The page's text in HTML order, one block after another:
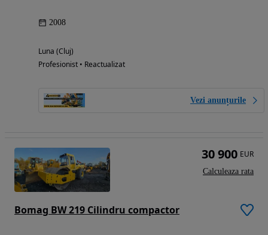
2008
Luna (Cluj)
Profesionist • Reactualizat
Vezi anunțurile
Bomag BW 219 Cilindru compactor
30 900 EUR
Calculeaza rata